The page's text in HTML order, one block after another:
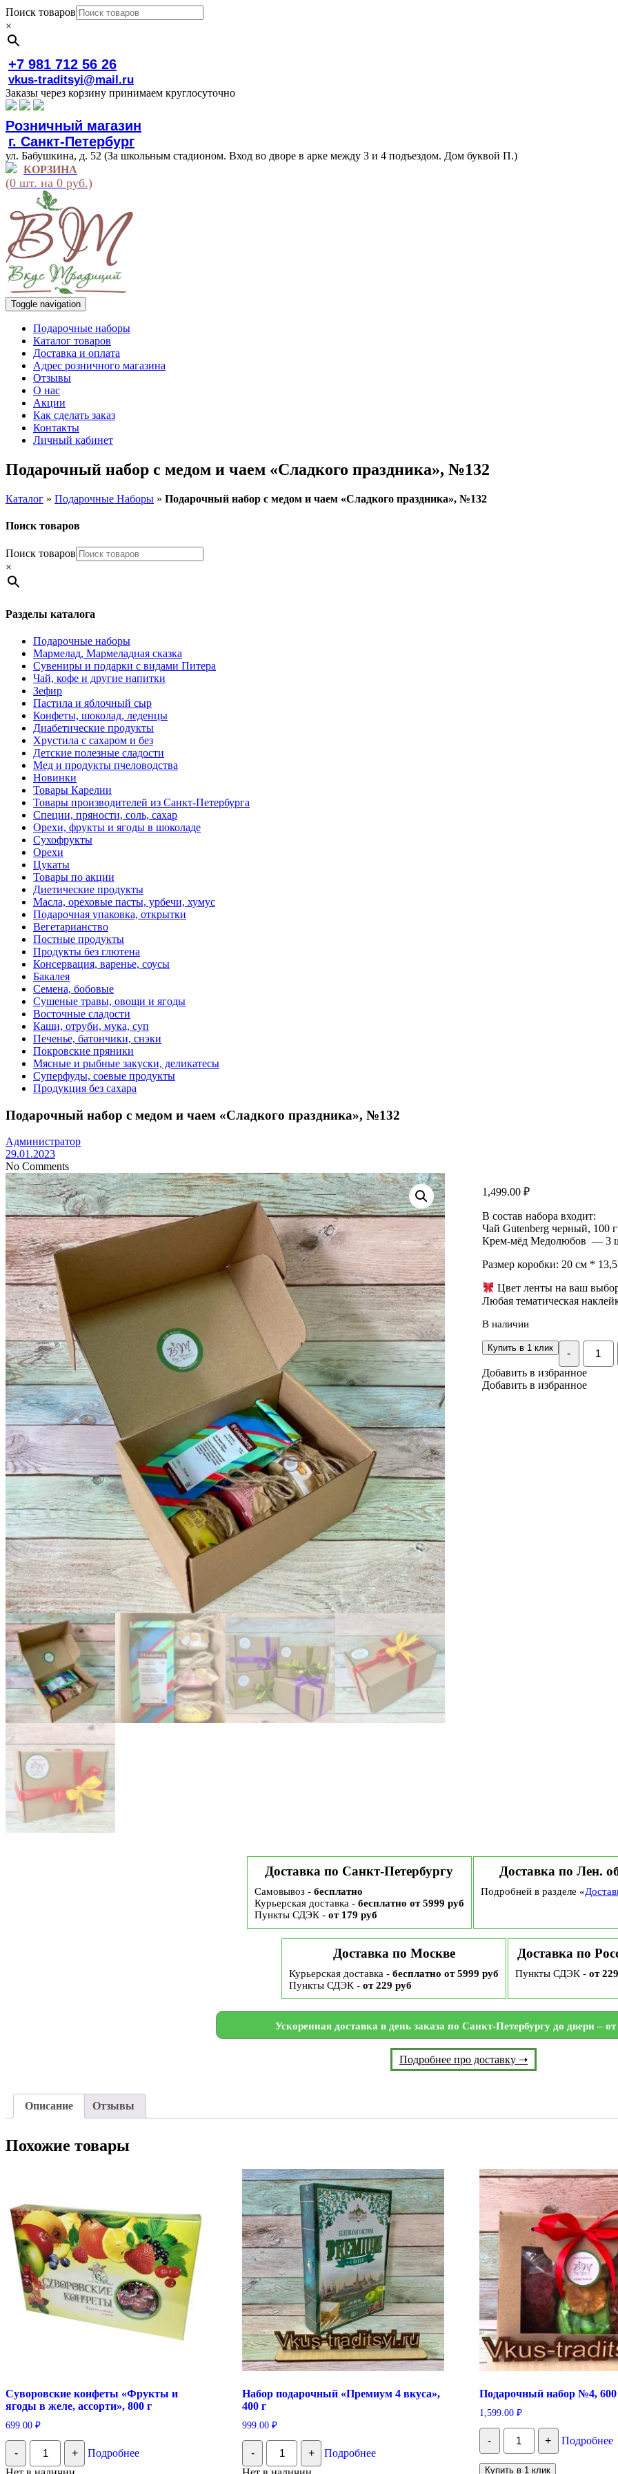
Поиск товаров
×
+7 981 712 56 26
vkus-traditsyi@mail.ru
Заказы через корзину принимаем круглосуточно
Розничный магазин
г. Санкт-Петербург
ул. Бабушкина, д. 52 (За школьным стадионом. Вход во дворе в арке между 3 и 4 подъездом. Дом буквой П.)
КОРЗИНА
(0 шт. на 0 руб.)
Toggle navigation
Подарочные наборы
Каталог товаров
Доставка и оплата
Адрес розничного магазина
Отзывы
О нас
Акции
Как сделать заказ
Контакты
Личный кабинет
Подарочный набор с медом и чаем «Сладкого праздника», №132
Каталог » Подарочные Наборы » Подарочный набор с медом и чаем «Сладкого праздника», №132
Поиск товаров
Поиск товаров
×
Разделы каталога
Подарочные наборы
Мармелад, Мармеладная сказка
Сувениры и подарки с видами Питера
Чай, кофе и другие напитки
Зефир
Пастила и яблочный сыр
Конфеты, шоколад, леденцы
Диабетические продукты
Хрустила с сахаром и без
Детские полезные сладости
Мед и продукты пчеловодства
Новинки
Товары Карелии
Товары производителей из Санкт-Петербурга
Специи, пряности, соль, сахар
Орехи, фрукты и ягоды в шоколаде
Сухофрукты
Орехи
Цукаты
Товары по акции
Диетические продукты
Масла, ореховые пасты, урбечи, хумус
Подарочная упаковка, открытки
Вегетарианство
Постные продукты
Продукты без глютена
Консервация, варенье, соусы
Бакалея
Семена, бобовые
Сушеные травы, овощи и ягоды
Восточные сладости
Каши, отруби, мука, суп
Печенье, батончики, снэки
Покровские пряники
Мясные и рыбные закуски, деликатесы
Суперфуды, соевые продукты
Продукция без сахара
Подарочный набор с медом и чаем «Сладкого праздника», №132
Администратор
29.01.2023
No Comments
1,499.00 ₽
В состав набора входит:
Чай Gutenberg черный, 100
Крем-мёд Медолюбов — 3
Размер коробки: 20 см *
Цвет ленты на ваш
Любая тематическая
В наличии
-
набор
с
медом
Купить в 1 клик
Добавить в избранное
Добавить в избранное
Доставка по Санкт-Петербургу
Самовывоз - бесплатно
Курьерская доставка - бесплатно от 5999 руб
Пункты СДЭК - от 179 руб
Доставка по Лен.
Подробней в разделе «
Доставка по Москве
Курьерская доставка - бесплатно от 5999 руб
Пункты СДЭК - от 229 руб
Доставка по
Пункты СДЭК - от
Ускоренная доставка в день заказа по Санкт-Петербургу до двери –
Подробнее про доставку ➝
Описание Отзывы
Похожие товары
Суворовские конфеты «Фрукты и
ягоды в желе, ассорти», 800 г
699.00 ₽
-
Количество
Суворовские
конфеты
+
Подробнее
Набор подарочный «Премиум 4 вкуса»,
400 г
999.00₽
-
Количество
Набор
подарочный
+
Подробнее
Подарочный набор №4, 600
1,599.00 ₽
-
Количество
Подарочный
набор
№4,
+ Подробнее
Купить в 1 клик